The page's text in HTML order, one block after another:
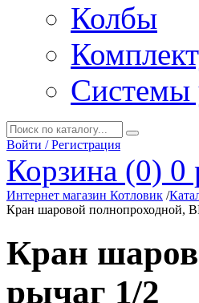
Колбы
Системы
Войти / Регистрация
Корзина (0) 0
Интернет магазин Котловик /
Кран шаровой полнопроходной,
Кран
рычаг 1/2